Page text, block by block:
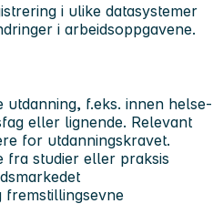
i ulike datasystemer
i arbeidsoppgavene.
f.eks. innen helse-
eller lignende. Relevant
for utdanningskravet.
fra studier eller praksis
fremstillingsevne